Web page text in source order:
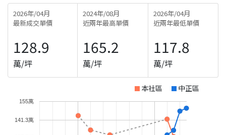
2026年/04月
最新成交單價
128.9
萬/坪
2024年/08月
近兩年最高單價
165.2
萬/坪
2026年/04月
近兩年最低單價
117.8
萬/坪
本社區 中正區
141.3萬
155萬